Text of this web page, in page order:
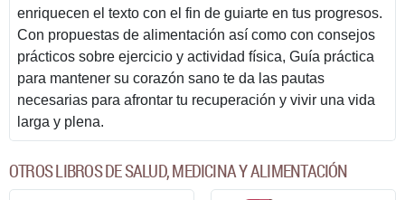
enriquecen el texto con el fin de guiarte en tus progresos.
Con propuestas de alimentación así como con consejos
prácticos sobre ejercicio y actividad física, Guía práctica
para mantener su corazón sano te da las pautas
necesarias para afrontar tu recuperación y vivir una vida
larga y plena.
OTROS LIBROS DE SALUD, MEDICINA Y ALIMENTACIÓN